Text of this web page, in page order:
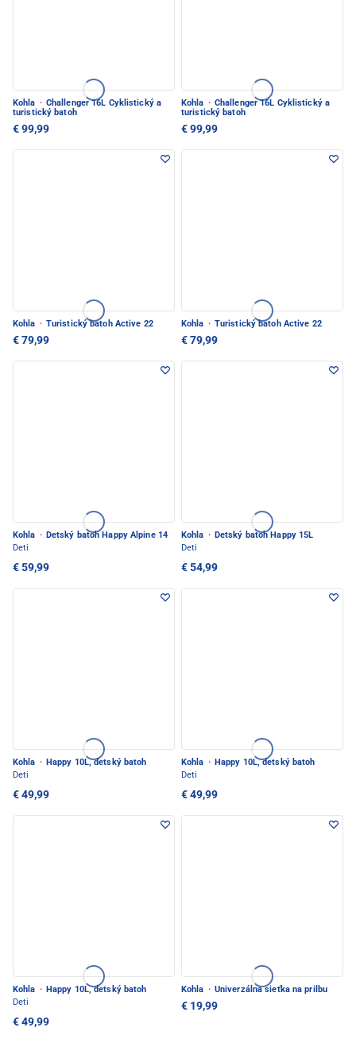
Kohla · Challenger 16L Cyklistický a
turistický batoh
€ 99,99
Kohla · Challenger 16L Cyklistický a
turistický batoh
€ 99,99
Kohla · Turistický batoh Active 22
€ 79,99
Kohla · Turistický batoh Active 22
€ 79,99
Kohla · Detský batoh Happy Alpine 14
Deti
€ 59,99
Kohla · Detský batoh Happy 15L
Deti
€ 54,99
Kohla · Happy 10L, detský batoh
Deti
€ 49,99
Kohla · Happy 10L, detský batoh
Deti
€ 49,99
Kohla · Happy 10L, detský batoh
Deti
€ 49,99
Kohla · Univerzálna sieťka na prilbu
€ 19,99